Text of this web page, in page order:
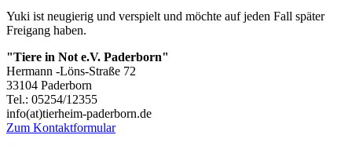
Yuki ist neugierig und verspielt und möchte auf jeden Fall später
Freigang haben.
"Tiere in Not e.V. Paderborn"
Hermann -Löns-Straße 72
33104 Paderborn
Tel.: 05254/12355
info(at)tierheim-paderborn.de
Zum Kontaktformular